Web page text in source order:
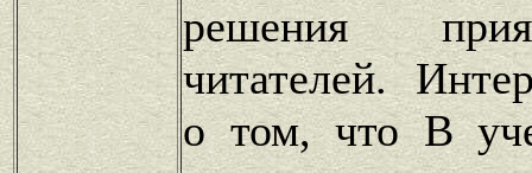
решения
читателей.
о том, что В